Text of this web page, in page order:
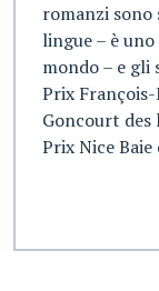
romanzi
lingue – è
mondo – e
Prix
Goncourt des
Prix Nice Baie